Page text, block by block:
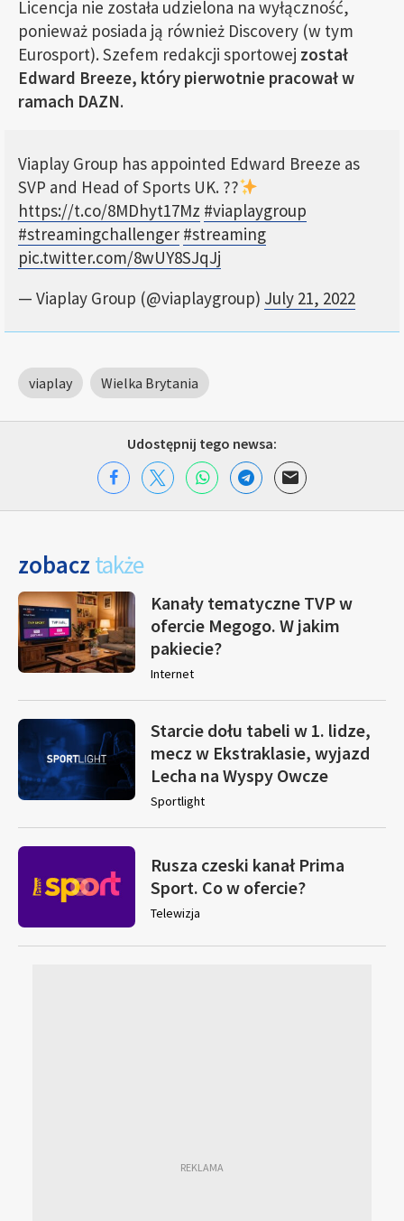
Licencja nie została udzielona na wyłączność,
ponieważ posiada ją również Discovery (w tym
Eurosport). Szefem redakcji sportowej został
Edward Breeze, który pierwotnie pracował w
ramach DAZN.
Viaplay Group has appointed Edward Breeze as
SVP and Head of Sports UK. ??
https://t.co/8MDhyt17Mz #viaplaygroup
#streamingchallenger #streaming
pic.twitter.com/8wUY8SJqJj
— Viaplay Group (@viaplaygroup) July 21, 2022
viaplay Wielka Brytania
Udostępnij tego newsa:
zobacz także
Kanały tematyczne TVP w
ofercie Megogo. W jakim
pakiecie?
Internet
Starcie dołu tabeli w 1. lidze,
mecz w Ekstraklasie, wyjazd
Lecha na Wyspy Owcze
Sportlight
Rusza czeski kanał Prima
Sport. Co w ofercie?
Telewizja